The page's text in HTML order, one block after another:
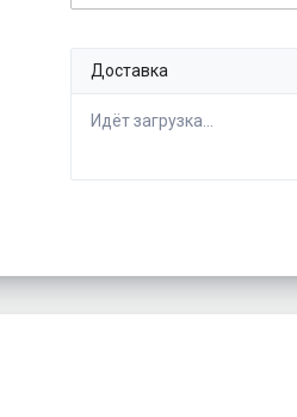
Доставка
Идёт загрузка...